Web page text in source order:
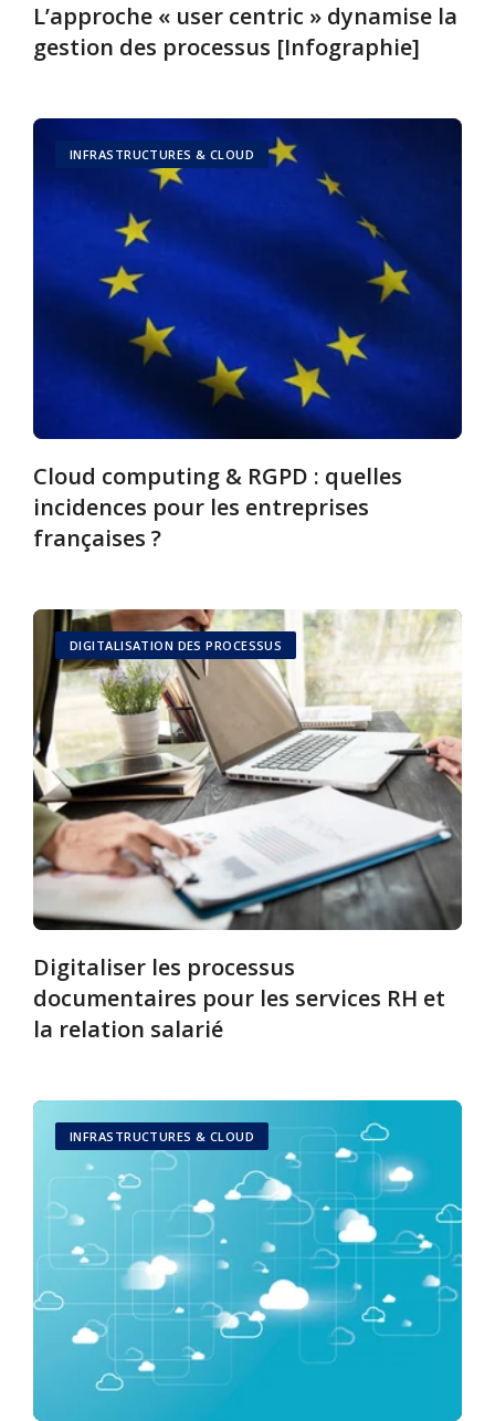
L’approche « user centric » dynamise la
gestion des processus [Infographie]
INFRASTRUCTURES & CLOUD
Cloud computing & RGPD : quelles
incidences pour les entreprises
françaises ?
DIGITALISATION DES PROCESSUS
Digitaliser les processus
documentaires pour les services RH et
la relation salarié
INFRASTRUCTURES & CLOUD